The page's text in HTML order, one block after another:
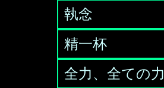
執念
精一杯
全力、全ての力